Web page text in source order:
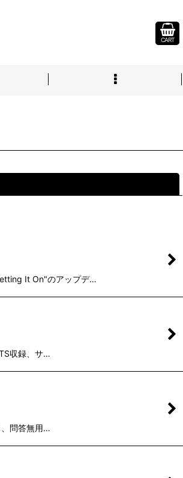
CART
It On"のアップデ…
収録、サ…
、問答無用…